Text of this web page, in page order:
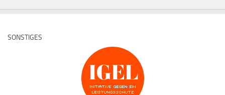
SONSTIGES